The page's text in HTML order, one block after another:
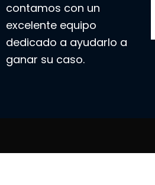
contamos con un
excelente equipo
dedicado a ayudarlo a
ganar su caso.